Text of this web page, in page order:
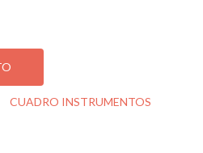
CUADRO INSTRUMENTOS